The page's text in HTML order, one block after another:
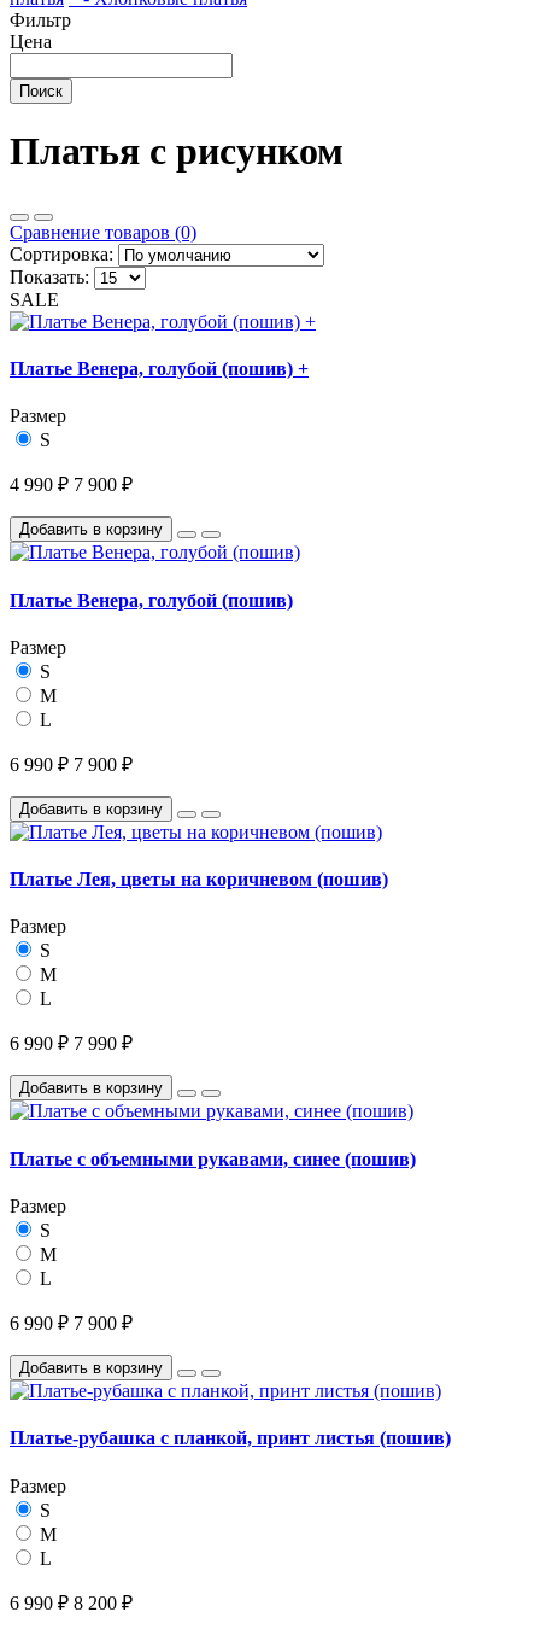
Фильтр
Цена
Поиск
Платья с рисунком
Сравнение товаров (0)
Сортировка:
Показать:
SALE
Платье Венера, голубой (пошив) +
Размер
S
4 990 ₽ 7 900 ₽
Добавить в корзину
Платье Венера, голубой (пошив)
Размер
S
M
L
6 990 ₽ 7 900 ₽
Добавить в корзину
Платье Лея, цветы на коричневом (пошив)
Размер
S
M
L
6 990 ₽ 7 990 ₽
Добавить в корзину
Платье с объемными рукавами, синее (пошив)
Размер
S
M
L
6 990 ₽ 7 900 ₽
Добавить в корзину
Платье-рубашка с планкой, принт листья (пошив)
Размер
S
M
L
6 990 ₽ 8 200 ₽